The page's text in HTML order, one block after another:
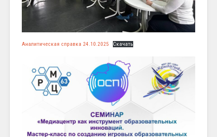
Аналитическая справка 24.10.2025 Скачать